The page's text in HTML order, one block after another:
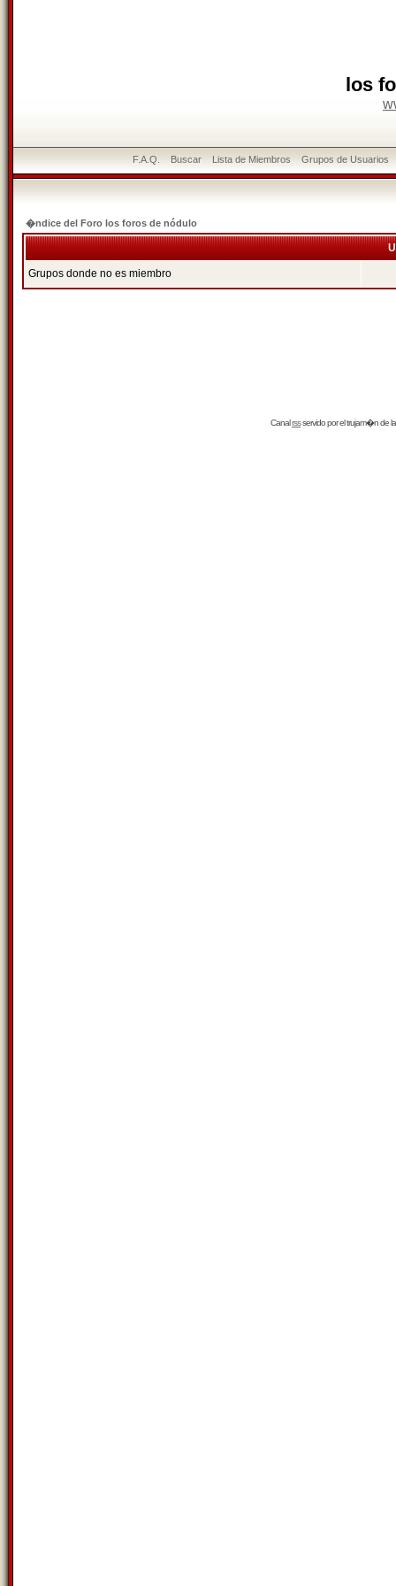
los
F.A.Q. Buscar Lista de Miembros Grupos de Usuarios
�ndice del Foro los foros de nódulo
Grupos donde no es miembro
Canalrssservido por eltrujam�nde